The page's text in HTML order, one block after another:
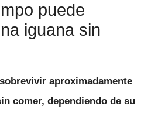
puede
iguana sin
aproximadamente
comer, dependiendo de su